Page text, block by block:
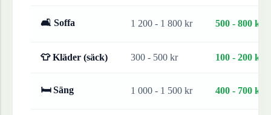
🛋 Soffa 1 200 - 1 800 kr 500 - 800 kr
👕 Kläder (säck) 300 - 500 kr 100 - 200 kr
🛏 Säng 1 000 - 1 500 kr 400 - 700 kr